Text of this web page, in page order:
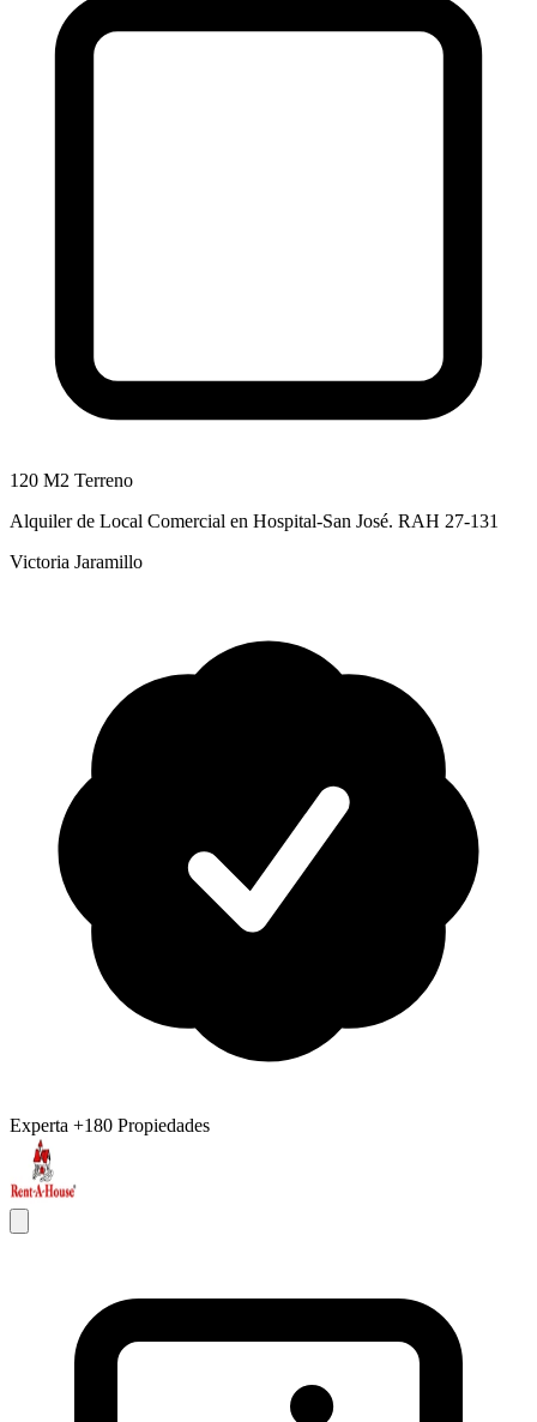
120 M2 Terreno
Alquiler de Local Comercial en Hospital-San José. RAH 27-131
Victoria Jaramillo
Experta +180 Propiedades